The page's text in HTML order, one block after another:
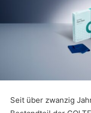
Seit über zwanzig